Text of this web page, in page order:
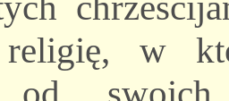
religię, w